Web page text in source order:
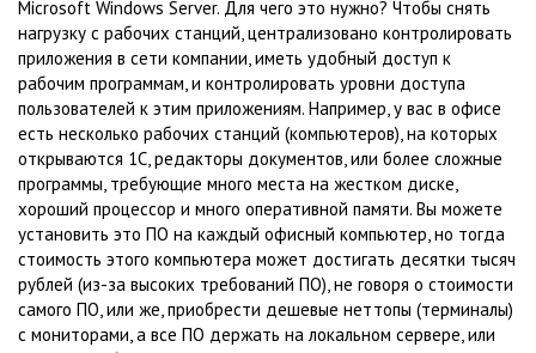
Microsoft Windows Server. Для чего это нужно? Чтобы снять
нагрузку с рабочих станций, централизовано контролировать
приложения в сети компании, иметь удобный доступ к
рабочим программам, и контролировать уровни доступа
пользователей к этим приложениям. Например, у вас в офисе
есть несколько рабочих станций (компьютеров), на которых
открываются 1С, редакторы документов, или более сложные
программы, требующие много места на жестком диске,
хороший процессор и много оперативной памяти. Вы можете
установить это ПО на каждый офисный компьютер, но тогда
стоимость этого компьютера может достигать десятки тысяч
рублей (из-за высоких требований ПО), не говоря о стоимости
самого ПО, или же, приобрести дешевые неттопы (терминалы)
с мониторами, а все ПО держать на локальном сервере, или